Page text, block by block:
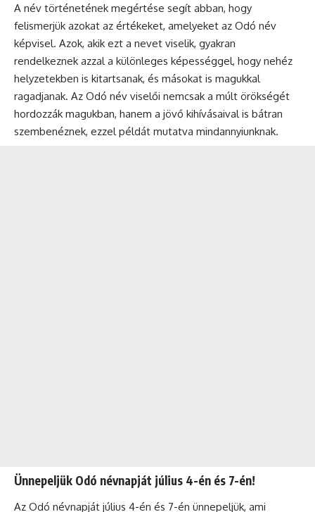
A név történetének megértése segít abban, hogy
felismerjük azokat az értékeket, amelyeket az Odó név
képvisel. Azok, akik ezt a nevet viselik, gyakran
rendelkeznek azzal a különleges képességgel, hogy nehéz
helyzetekben is kitartsanak, és másokat is magukkal
ragadjanak. Az Odó név viselői nemcsak a múlt örökségét
hordozzák magukban, hanem a jövő kihívásaival is bátran
szembenéznek, ezzel példát mutatva mindannyiunknak.
Ünnepeljük Odó névnapját július 4-én és 7-én!
Az Odó névnapját július 4-én és 7-én ünnepeljük, ami